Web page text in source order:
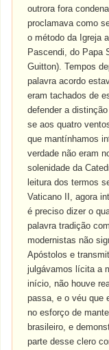
outrora fora
proclamava como
o método da Igreja
Pascendi, do Papa
Guitton). Tempos
palavra acordo
eram tachados de
defender a
se aos quatro
que mantínhamos
verdade não eram
solenidade da
leitura dos termos
Vaticano II, agora
é preciso dizer o
palavra tradição
modernistas não
Apóstolos e
julgávamos lícita a
início, não houve
passa, e o véu que
no esforço de
brasileiro, e
parte desse clero